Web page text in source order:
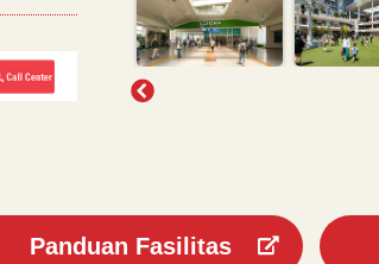
Panduan Fasilitas